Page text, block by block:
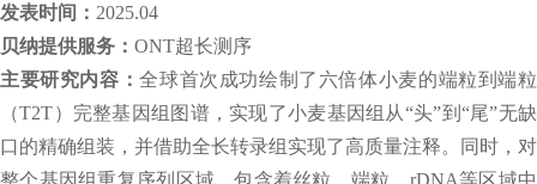
发表时间： 2025.04
贝纳提供服务： ONT超长测序
主要研究内容：全球首次成功绘制了六倍体小麦的端粒到端粒
（T2T）完整基因组图谱，实现了小麦基因组从“头”到“尾”无缺
口的精确组装，并借助全长转录组实现了高质量注释。同时，对
整个基因组重复序列区域，包含着丝粒、端粒、rDNA等区域中